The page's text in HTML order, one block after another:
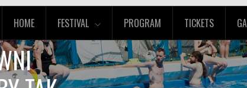
HOME FESTIVAL PROGRAM TICKETS